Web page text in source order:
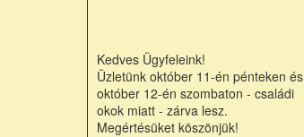
Kedves Ügyfeleink!
Üzletünk október 11-én pénteken és
október 12-én szombaton - családi
okok miatt - zárva lesz.
Megértésüket köszönjük!